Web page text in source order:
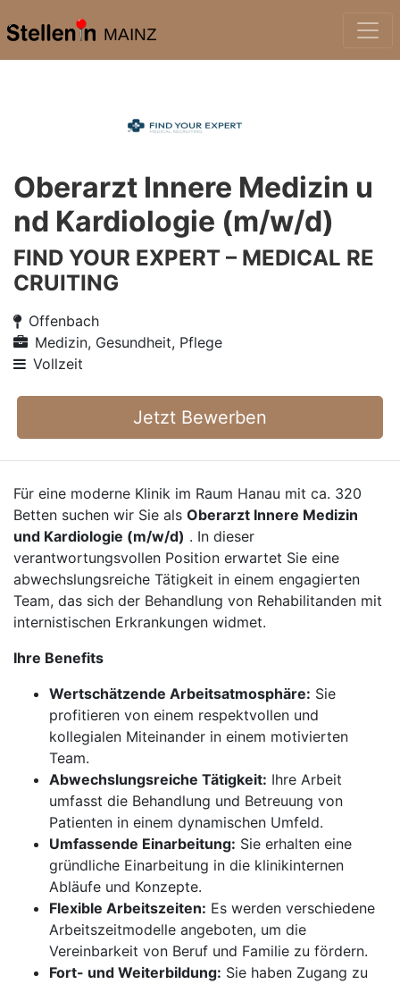
MAINZ
Oberarzt Innere Medizin u
nd Kardiologie (m/w/d)
FIND YOUR EXPERT – MEDICAL RE
CRUITING
Offenbach
Medizin, Gesundheit, Pflege
Vollzeit
Jetzt Bewerben
Für eine moderne Klinik im Raum Hanau mit ca. 320
Betten suchen wir Sie als Oberarzt Innere Medizin
und Kardiologie (m/w/d) . In dieser
verantwortungsvollen Position erwartet Sie eine
abwechslungsreiche Tätigkeit in einem engagierten
Team, das sich der Behandlung von Rehabilitanden mit
internistischen Erkrankungen widmet.
Ihre Benefits
Wertschätzende Arbeitsatmosphäre: Sie
profitieren von einem respektvollen und
kollegialen Miteinander in einem motivierten
Team.
Abwechslungsreiche Tätigkeit: Ihre Arbeit
umfasst die Behandlung und Betreuung von
Patienten in einem dynamischen Umfeld.
Umfassende Einarbeitung: Sie erhalten eine
gründliche Einarbeitung in die klinikinternen
Abläufe und Konzepte.
Flexible Arbeitszeiten: Es werden verschiedene
Arbeitszeitmodelle angeboten, um die
Vereinbarkeit von Beruf und Familie zu fördern.
Fort- und Weiterbildung: Sie haben Zugang zu